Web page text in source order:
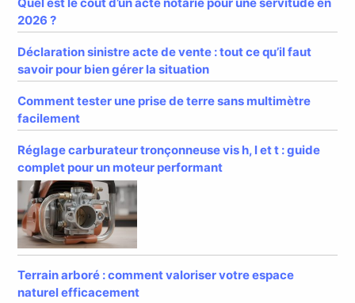
Quel est le coût d’un acte notarié pour une servitude en
2026 ?
Déclaration sinistre acte de vente : tout ce qu’il faut
savoir pour bien gérer la situation
Comment tester une prise de terre sans multimètre
facilement
Réglage carburateur tronçonneuse vis h, l et t : guide
complet pour un moteur performant
Terrain arboré : comment valoriser votre espace
naturel efficacement